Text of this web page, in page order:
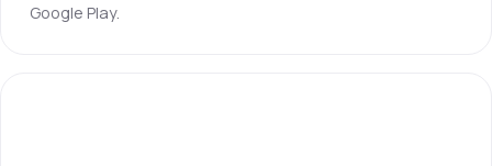
Google Play.